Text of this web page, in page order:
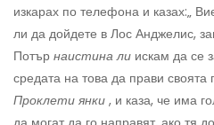
изкарах по телефона и казах:„
ли да дойдете в Лос Анджелис,
Потър наистина ли искам да се
средата на това да прави своята
Проклети янки , и каза, че има